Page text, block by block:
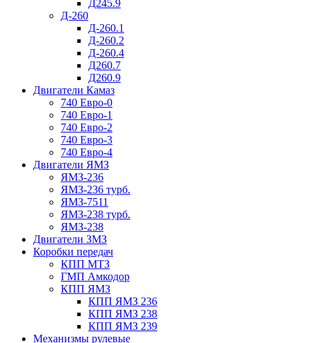
Д245.9
Д-260
Д-260.1
Д-260.2
Д-260.4
Д260.7
Д260.9
Двигатели Камаз
740 Евро-0
740 Евро-1
740 Евро-2
740 Евро-3
740 Евро-4
Двигатели ЯМЗ
ЯМЗ-236
ЯМЗ-236 турб.
ЯМЗ-7511
ЯМЗ-238 турб.
ЯМЗ-238
Двигатели ЗМЗ
Коробки передач
КПП МТЗ
ГМП Амкодор
КПП ЯМЗ
КПП ЯМЗ 236
КПП ЯМЗ 238
КПП ЯМЗ 239
Механизмы рулевые